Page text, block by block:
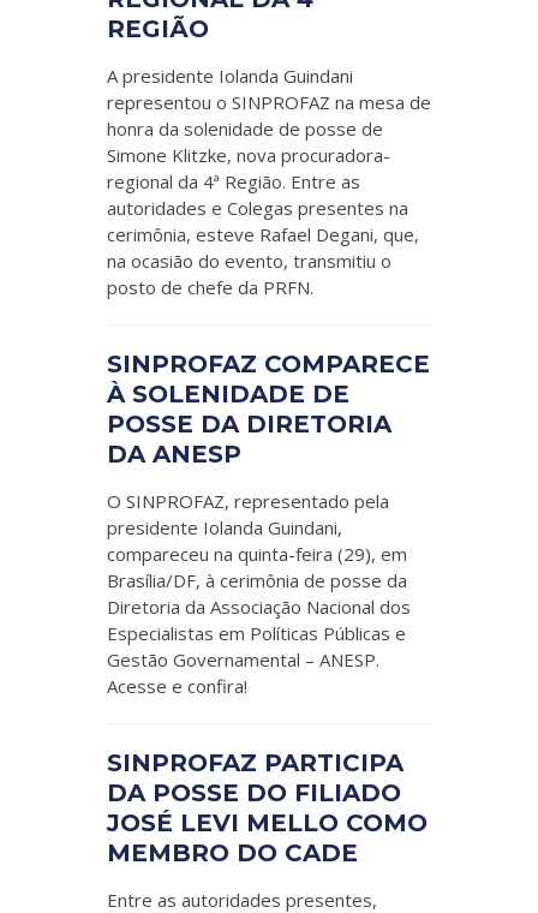
REGIÃO
A presidente Iolanda Guindani
representou o SINPROFAZ na mesa de
honra da solenidade de posse de
Simone Klitzke, nova procuradora-
regional da 4ª Região. Entre as
autoridades e Colegas presentes na
cerimônia, esteve Rafael Degani, que,
na ocasião do evento, transmitiu o
posto de chefe da PRFN.
SINPROFAZ COMPARECE
À SOLENIDADE DE
POSSE DA DIRETORIA
DA ANESP
O SINPROFAZ, representado pela
presidente Iolanda Guindani,
compareceu na quinta-feira (29), em
Brasília/DF, à cerimônia de posse da
Diretoria da Associação Nacional dos
Especialistas em Políticas Públicas e
Gestão Governamental – ANESP.
Acesse e confira!
SINPROFAZ PARTICIPA
DA POSSE DO FILIADO
JOSÉ LEVI MELLO COMO
MEMBRO DO CADE
Entre as autoridades presentes,